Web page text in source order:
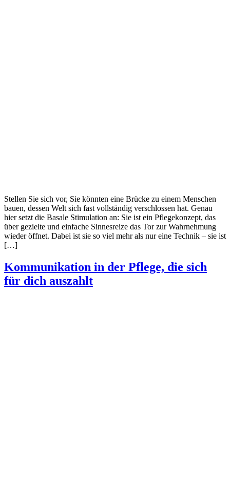
Stellen Sie sich vor, Sie könnten eine Brücke zu einem Menschen
bauen, dessen Welt sich fast vollständig verschlossen hat. Genau
hier setzt die Basale Stimulation an: Sie ist ein Pflegekonzept, das
über gezielte und einfache Sinnesreize das Tor zur Wahrnehmung
wieder öffnet. Dabei ist sie so viel mehr als nur eine Technik – sie ist
[…]
Kommunikation in der Pflege, die sich
für dich auszahlt